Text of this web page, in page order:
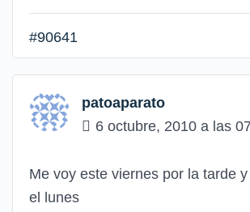
#90641
patoaparato
6 octubre, 2010 a las
Me voy este viernes por la tarde
el lunes